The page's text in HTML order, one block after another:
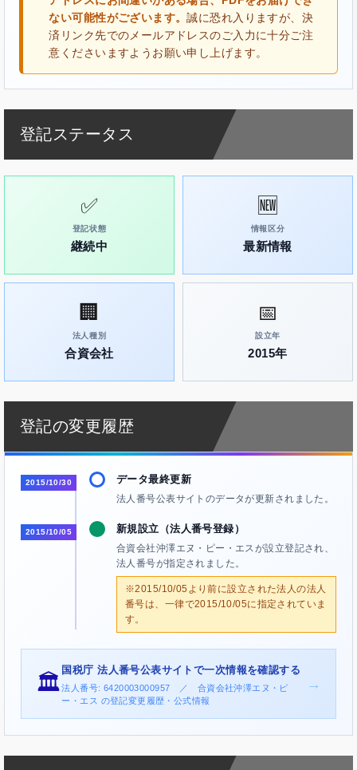
ない可能性がございます。誠に恐れ入りますが、決
済リンク先でのメールアドレスのご入力に十分ご注
意くださいますようお願い申し上げます。
登記ステータス
✅
登記状態
継続中
🆕
情報区分
最新情報
🏢
法人種別
合資会社
📅
設立年
2015年
登記の変更履歴
2015/10/30 データ最終更新
法人番号公表サイトのデータが更新されました。
2015/10/05 新規設立（法人番号登録）
合資会社沖澤エヌ・ピー・エスが設立登記され、
法人番号が指定されました。
※2015/10/05より前に設立された法人の法人
番号は、一律で2015/10/05に指定されていま
す。
🏛️
国税庁 法人番号公表サイトで一次情報を確認する
法人番号: 6420003000957 ／ 合資会社沖澤エヌ・ピ
ー・エス の登記変更履歴・公式情報
→